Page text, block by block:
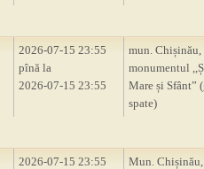
2026-07-15 23:55
pînă la
2026-07-15 23:55
mun. Chișinău,
monumentul
Mare și Sfânt”
spate)
2026-07-15 23:55
Mun. Chișinău,